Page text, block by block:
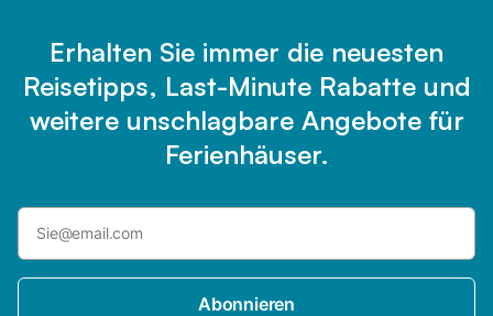
Erhalten Sie immer die neuesten
Reisetipps, Last-Minute Rabatte und
weitere unschlagbare Angebote für
Ferienhäuser.
Abonnieren